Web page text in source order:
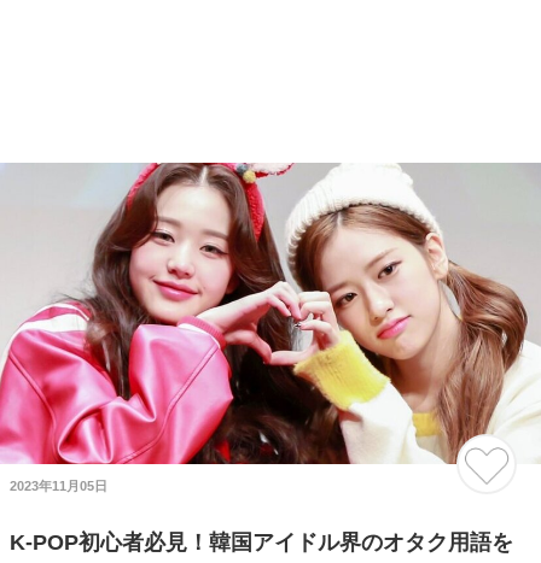
2023年11月05日
K-POP初心者必見！韓国アイドル界のオタク用語を